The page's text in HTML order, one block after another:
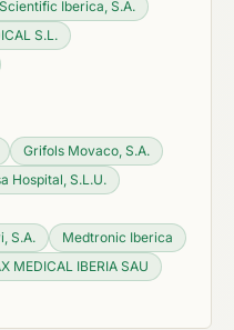
Iberica, S.A.
S.L.
Grifols Movaco, S.A.
Hospital, S.L.U.
S.A.
Medtronic Iberica
MEDICAL IBERIA SAU